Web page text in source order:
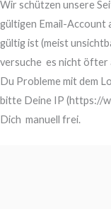
Wir schützen unsere
gültigen Email-Account
gültig ist (meist
versuche es nicht öfter
Du Probleme mit dem
bitte Deine IP (https://
Dich manuell frei.